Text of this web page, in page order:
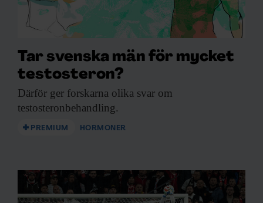
Tar svenska män för mycket
testosteron?
Därför ger forskarna olika svar om
testosteronbehandling.
PREMIUM HORMONER